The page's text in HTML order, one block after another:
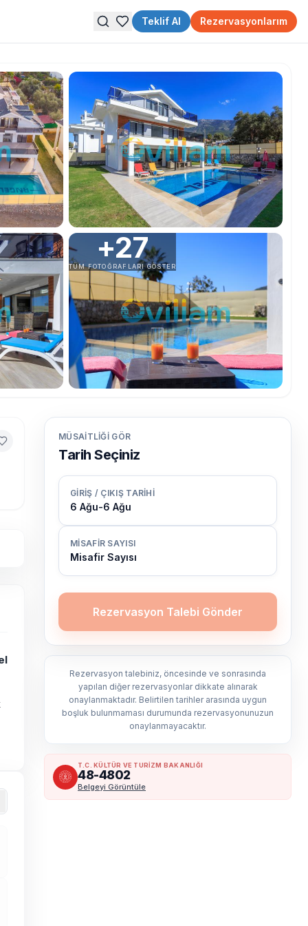
Teklif Al Rezervasyonlarım
+27
TÜM FOTOĞRAFLARI GÖSTER
MÜSAITLIĞI GÖR
Tarih Seçiniz
GIRIŞ / ÇIKIŞ TARIHI
6 Ağu-6 Ağu
MISAFIR SAYISI
Misafir Sayısı
Rezervasyon Talebi Gönder
Rezervasyon talebiniz, öncesinde ve sonrasında
yapılan diğer rezervasyonlar dikkate alınarak
onaylanmaktadır. Belirtilen tarihler arasında uygun
boşluk bulunmaması durumunda rezervasyonunuzun
onaylanmayacaktır.
T.C. KÜLTÜR VE TURİZM BAKANLIĞI
48-4802
Belgeyi Görüntüle